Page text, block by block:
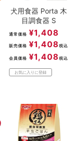
犬用食器 Porta 木
目調食器 S
通常価格 ¥1,408
販売価格 ¥1,408 税込
会員価格 ¥1,408 税込
お気に入りに登録